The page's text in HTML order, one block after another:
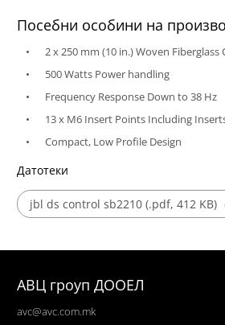
Посебни особини на
2 x 250 mm (10 in.) Woven Fiberglass
500 Watts Power handling
Frequency Response Down to 38 Hz
13 x M6 Insert Points Including
Compact, Low Profile Design
Датотеки
jbl ds control sb2210 (.pdf, 412 KB)
АВЦ гроуп ДООЕЛ
avc@avc.com.mk